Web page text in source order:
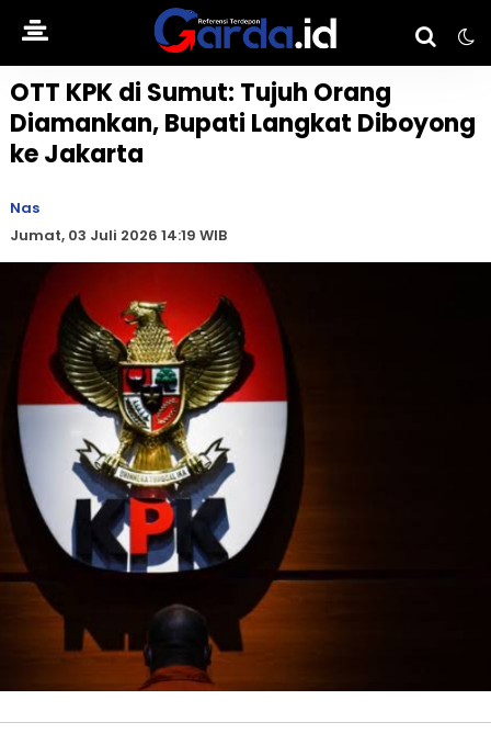
OTT KPK di Sumut: Tujuh Orang
Diamankan, Bupati Langkat Diboyong
ke Jakarta
Nas
Jumat, 03 Juli 2026 14:19 WIB